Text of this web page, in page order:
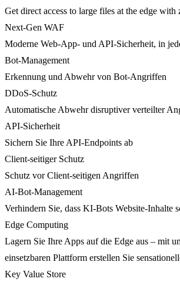
Get direct access to large files at the edge with
Next-Gen WAF
Moderne Web-App- und API-Sicherheit, in
Bot-Management
Erkennung und Abwehr von Bot-Angriffen
DDoS-Schutz
Automatische Abwehr disruptiver verteilter
API-Sicherheit
Sichern Sie Ihre API-Endpoints ab
Client-seitiger Schutz
Schutz vor Client-seitigen Angriffen
AI-Bot-Management
Verhindern Sie, dass KI-Bots Website-Inhalte
Edge Computing
Lagern Sie Ihre Apps auf die Edge aus – mit
einsetzbaren Plattform erstellen Sie
Key Value Store